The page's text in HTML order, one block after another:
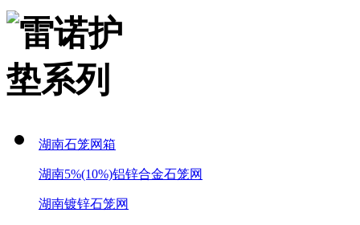
湖南石笼网箱
湖南5%(10%)铝锌合金石笼网
湖南镀锌石笼网